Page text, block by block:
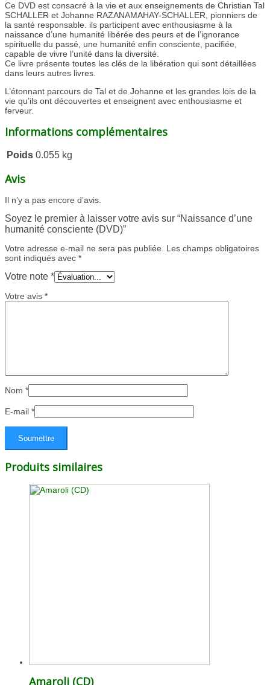
Ce DVD est consacré à la vie et aux enseignements de Christian Tal
SCHALLER et Johanne RAZANAMAHAY-SCHALLER, pionniers de
la santé responsable. ils participent avec enthousiasme à la
naissance d’une humanité libérée des peurs et de l’ignorance
spirituelle du passé, une humanité enfin consciente, pacifiée,
capable de vivre l’unité dans la diversité.
Ce livre présente toutes les clés de la libération qui sont détaillées
dans leurs autres livres.
L’étonnant parcours de Tal et de Johanne et les grandes lois de la
vie qu’ils ont découvertes et enseignent avec enthousiasme et
ferveur.
Informations complémentaires
Poids 0.055 kg
Avis
Il n’y a pas encore d’avis.
Soyez le premier à laisser votre avis sur “Naissance d’une
humanité consciente (DVD)”
Votre adresse e-mail ne sera pas publiée. Les champs obligatoires
sont indiqués avec *
Votre note *
Votre avis *
Nom *
E-mail *
Produits similaires
Amaroli (CD)